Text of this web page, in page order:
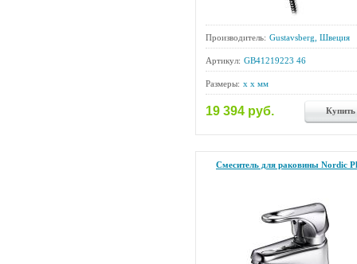
Производитель: Gustavsberg, Швеция
Артикул: GB41219223 46
Размеры: x x мм
19 394 руб. Купить
Смеситель для раковины Nordic